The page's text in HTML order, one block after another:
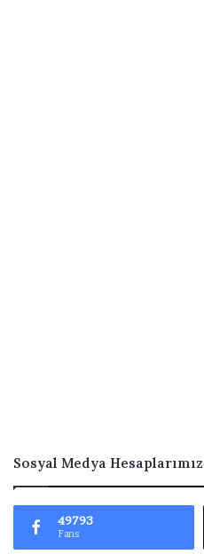
Sosyal Medya Hesaplarımız
49793
Fans